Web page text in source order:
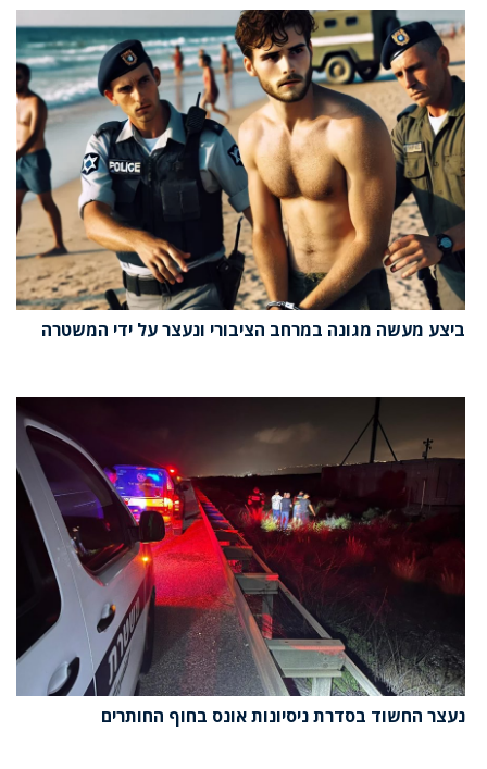
ביצע מעשה מגונה במרחב הציבורי ונעצר על ידי המשטרה
נעצר החשוד בסדרת ניסיונות אונס בחוף החותרים